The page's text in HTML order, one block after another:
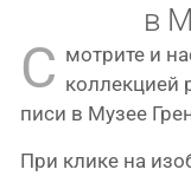
в
С мот­ри­те и
кол­лек­ци­ей
пи­си в Музее
При кли­ке на